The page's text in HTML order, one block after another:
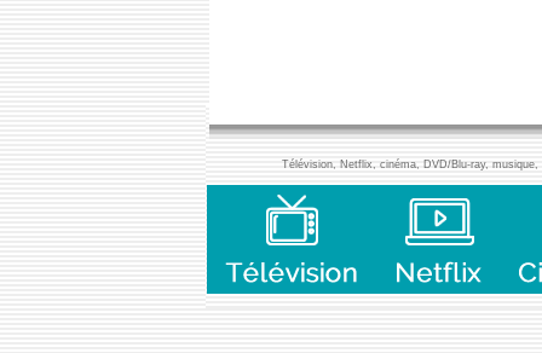
Télévision, Netflix, cinéma, DVD/Blu-ray,